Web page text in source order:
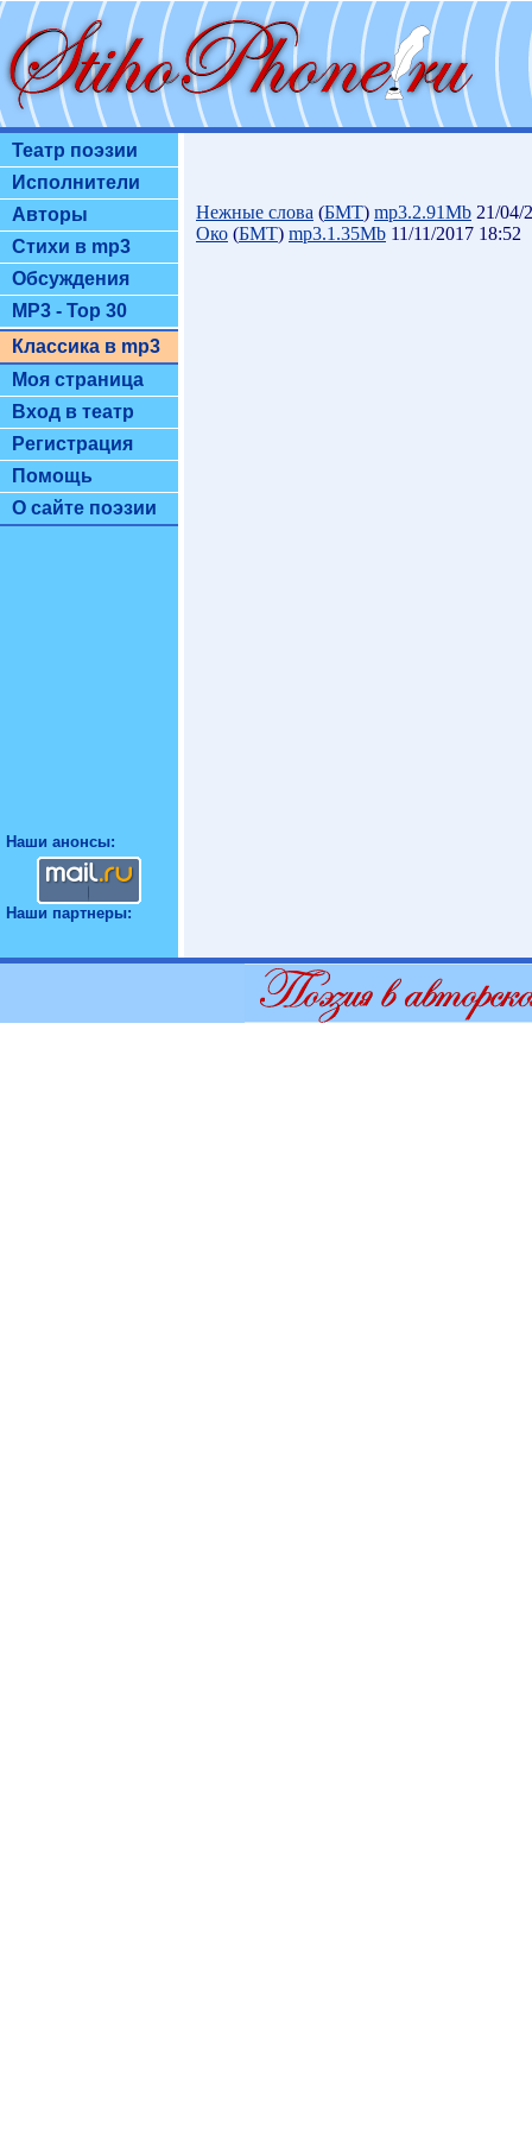
Театр поэзии
Исполнители
Авторы
Стихи в mp3
Обсуждения
MP3 - Top 30
Классика в mp3
Моя страница
Вход в театр
Регистрация
Помощь
О сайте поэзии
Наши анонсы:
Наши партнеры:
Нежные слова (БМТ) mp3.2.91Mb 21/04/
Око (БМТ) mp3.1.35Mb 11/11/2017 18:52